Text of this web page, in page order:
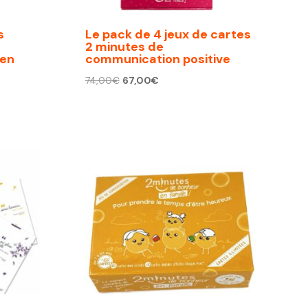
Le pack de 4 jeux de cartes
2 minutes de
communication positive
74,00€ Le
67,00€Le